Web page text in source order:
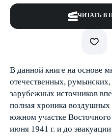
ЧИТАТЬ В
В данной книге на основе
отечественных,
зарубежных источников
полная хроника
южном участке
июня 1941 г. и до